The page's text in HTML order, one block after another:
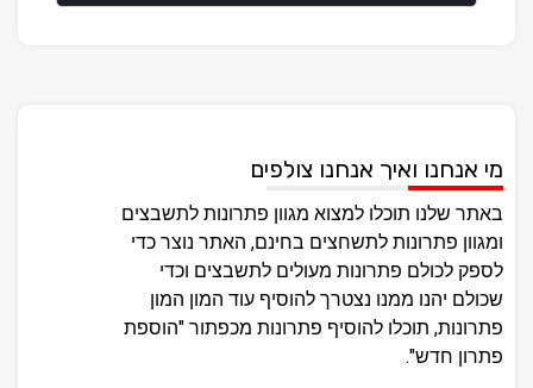
מי אנחנו ואיך אנחנו צולפים
באתר שלנו תוכלו למצוא מגוון פתרונות לתשבצים
ומגוון פתרונות לתשחצים בחינם, האתר נוצר כדי
לספק לכולם פתרונות מעולים לתשבצים וכדי
שכולם יהנו ממנו נצטרך להוסיף עוד המון המון
פתרונות, תוכלו להוסיף פתרונות מכפתור "הוספת
פתרון חדש".